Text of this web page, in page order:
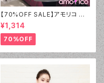
【70%OFF SALE】アモリコ オ
リジナル（amorico original）P
VC グレー無地 エプロン（男女
兼用）【アウトレット】①
¥1,314
70%OFF